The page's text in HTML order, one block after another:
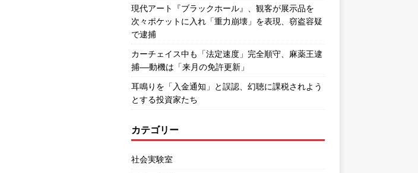
現代アート『ブラックホール』、観客が展示品を
次々ポケットに入れ「重力崩壊」を表現、窃盗容疑
で逮捕
カーチェイス中も「法定速度」完全順守、麻薬王逮
捕――動機は「来月の免許更新」
耳鳴りを「入金通知」と誤認、幻聴に課税されよう
とする投資家たち
カテゴリー
社会実験室